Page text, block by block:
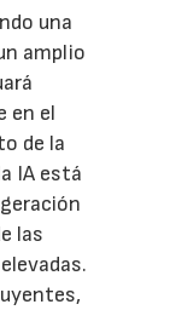
una
amplio
en el
de la
IA está
las